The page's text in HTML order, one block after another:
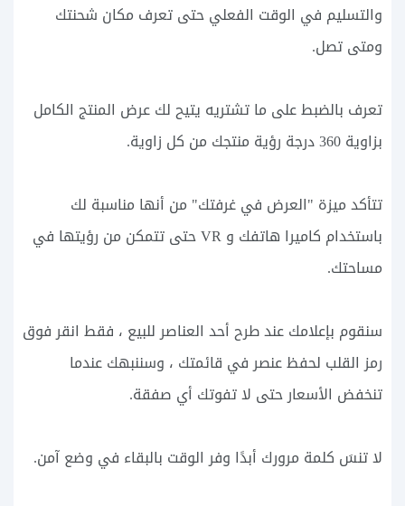
والتسليم في الوقت الفعلي حتى تعرف مكان شحنتك
ومتى تصل.
تعرف بالضبط على ما تشتريه يتيح لك عرض المنتج الكامل
بزاوية 360 درجة رؤية منتجك من كل زاوية.
تتأكد ميزة "العرض في غرفتك" من أنها مناسبة لك
باستخدام كاميرا هاتفك و VR حتى تتمكن من رؤيتها في
مساحتك.
سنقوم بإعلامك عند طرح أحد العناصر للبيع ، فقط انقر فوق
رمز القلب لحفظ عنصر في قائمتك ، وسننبهك عندما
تنخفض الأسعار حتى لا تفوتك أي صفقة.
لا تنسَ كلمة مرورك أبدًا وفر الوقت بالبقاء في وضع آمن.